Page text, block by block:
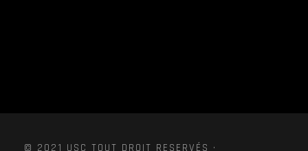
© 2021 USC TOUT DROIT RESERVÉS ·